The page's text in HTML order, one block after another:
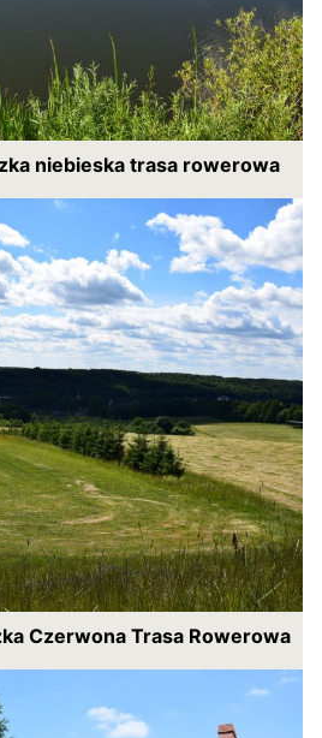
niebieska trasa rowerowa
Czerwona Trasa Rowerowa